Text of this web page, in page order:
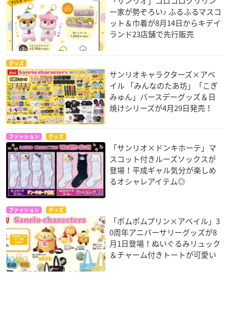
一家が勢ぞろい♪ ふるふるマスコ
ット＆巾着が8月14日からキデイ
ランド23店舗で先行販売
グッズ
サンリオキャラクターズ×アベ
イル 「みんなのたあ坊」「こぎ
みゅん」バースデーグッズ＆日
焼けシリーズが4月29日発売！
ファッション グッズ
「サンリオ×ドンキホーテ」マ
スコット付きルーズソックスが
登場！平成ギャル気分が楽しめ
るオシャレアイテム◎
ファッション グッズ
「ポムポムプリン×アベイル」3
0周年アニバーサリーグッズが8
月1日登場！ぬいぐるみリュック
＆チャーム付きトートが可愛い